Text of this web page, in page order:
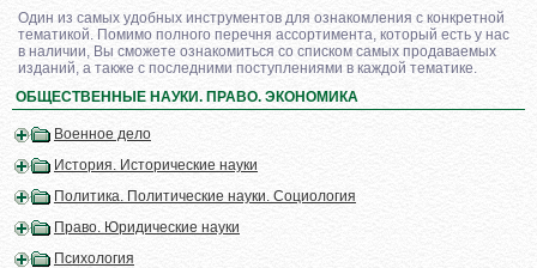
Один из самых удобных инструментов для ознакомления с конкретной
тематикой. Помимо полного перечня ассортимента, который есть у нас
в наличии, Вы сможете ознакомиться со списком самых продаваемых
изданий, а также с последними поступлениями в каждой тематике.
ОБЩЕСТВЕННЫЕ НАУКИ. ПРАВО. ЭКОНОМИКА
Военное дело
История. Исторические науки
Политика. Политические науки. Социология
Право. Юридические науки
Психология